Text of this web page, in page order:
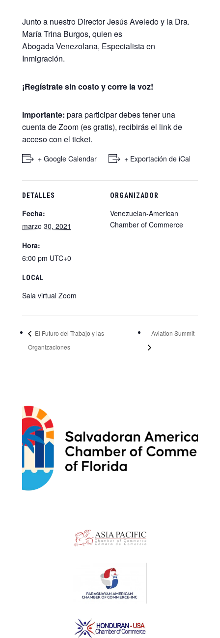
Junto a nuestro Director Jesús Aveledo y la Dra.
María Trina Burgos, quien es
Abogada Venezolana, Especialista en
Inmigración.
¡Regístrate sin costo y corre la voz!
Importante: para participar debes tener una
cuenta de Zoom (es gratis), recibirás el link de
acceso con el ticket.
+ Google Calendar + Exportación de iCal
DETALLES
Fecha:
marzo 30, 2021
Hora:
6:00 pm UTC+0
LOCAL
Sala virtual Zoom
ORGANIZADOR
Venezuelan-American
Chamber of Commerce
El Futuro del Trabajo y las
Organizaciones
Aviation Summit